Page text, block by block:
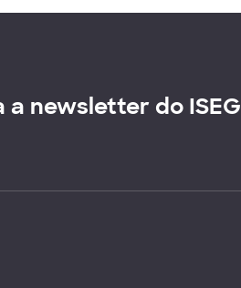
a newsletter do ISEG